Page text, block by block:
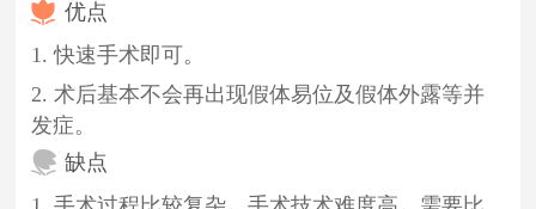
优点
1. 快速手术即可。
2. 术后基本不会再出现假体易位及假体外露等并
发症。
缺点